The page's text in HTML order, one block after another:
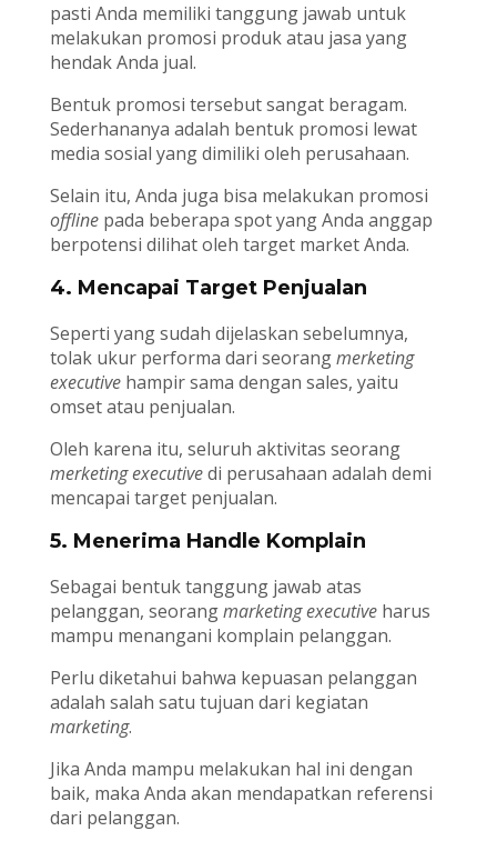
pasti Anda memiliki tanggung jawab untuk
melakukan promosi produk atau jasa yang
hendak Anda jual.
Bentuk promosi tersebut sangat beragam.
Sederhananya adalah bentuk promosi lewat
media sosial yang dimiliki oleh perusahaan.
Selain itu, Anda juga bisa melakukan promosi
offlinepada beberapa spot yang Anda anggap
berpotensi dilihat oleh target market Anda.
4. Mencapai Target Penjualan
Seperti yang sudah dijelaskan sebelumnya,
tolak ukur performa dari seorangmerketing
executive hampir sama dengan sales, yaitu
omset atau penjualan.
Oleh karena itu, seluruh aktivitas seorang
merketing executivedi perusahaan adalah demi
mencapai target penjualan.
5. Menerima Handle Komplain
Sebagai bentuk tanggung jawab atas
pelanggan, seorangmarketing executiveharus
mampu menangani komplain pelanggan.
Perlu diketahui bahwa kepuasan pelanggan
adalah salah satu tujuan dari kegiatan
marketing.
Jika Anda mampu melakukan hal ini dengan
baik, maka Anda akan mendapatkan referensi
dari pelanggan.